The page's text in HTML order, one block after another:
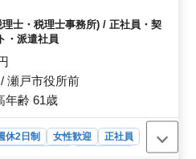
・税務監査、会計監査 ・経営指
ルタント ・各種申告書類の作成
士・税理士事務所) / 正社員・契
・派遣社員
瀬戸市役所前
年齢 61歳
休2日制 女性歓迎
正社員